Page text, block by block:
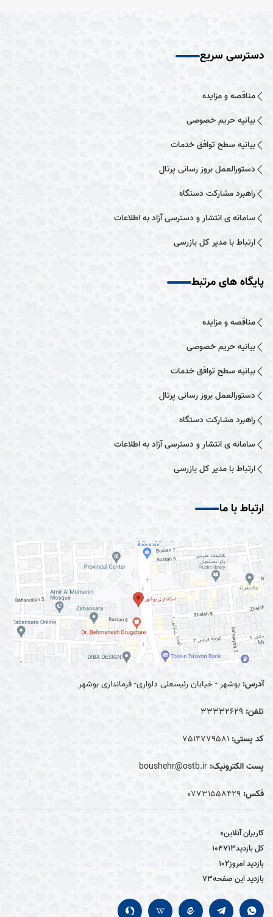
دسترسی سریع
مناقصه و مزایده
بیانیه حریم خصوصی
بیانیه سطح توافق خدمات
دستورالعمل بروز رسانی پرتال
راهبرد مشارکت دستگاه
سامانه ی انتشار و دسترسی آزاد به اطلاعات
ارتباط با مدیر کل بازرسی
پایگاه های مرتبط
مناقصه و مزایده
بیانیه حریم خصوصی
بیانیه سطح توافق خدمات
دستورالعمل بروز رسانی پرتال
راهبرد مشارکت دستگاه
سامانه ی انتشار و دسترسی آزاد به اطلاعات
ارتباط با مدیر کل بازرسی
ارتباط با ما
آدرس: بوشهر - خیابان رئیسعلی دلواری- فرمانداری بوشهر
تلفن: 33332629
کد پستی: 7514779581
پست الکترونیک: boushehr@ostb.ir
فکس: 0۷۷۳۱۵۵۸۴۲۹
کاربران آنلاین0
کل بازدید104713
بازدید امروز102
بازدید این صفحه73